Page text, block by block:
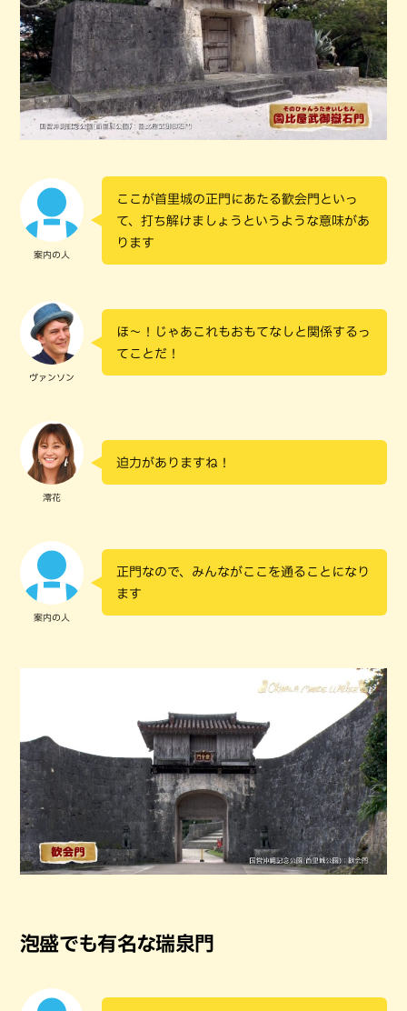
案内の人
ここが首里城の正門にあたる歓会門といっ
て、打ち解けましょうというような意味があ
ります
ヴァンソン
ほ～！じゃあこれもおもてなしと関係するっ
てことだ！
澪花
迫力がありますね！
案内の人
正門なので、みんながここを通ることになり
ます
泡盛でも有名な瑞泉門